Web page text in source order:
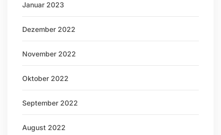
Januar 2023
Dezember 2022
November 2022
Oktober 2022
September 2022
August 2022